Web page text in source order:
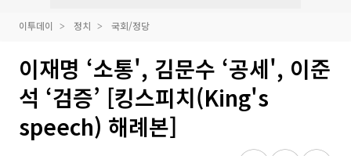
이투데이 정치 국회/정당
이재명 ‘소통', 김문수 ‘공세', 이준
석 ‘검증’ [킹스피치(King's
speech) 해례본]